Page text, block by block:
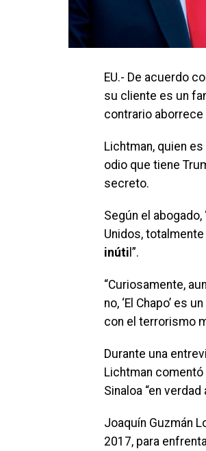
EU.- De acuerdo
su cliente es un
contrario
Lichtman, quien
odio que tiene
secreto.
Según el abogado,
Unidos,
inúti l”.
“Curiosamente,
no, ‘El Chapo’ es
con el terrorismo
Durante una
Lichtman
Sinaloa “en verdad
Joaquín Guzmán
2017, para